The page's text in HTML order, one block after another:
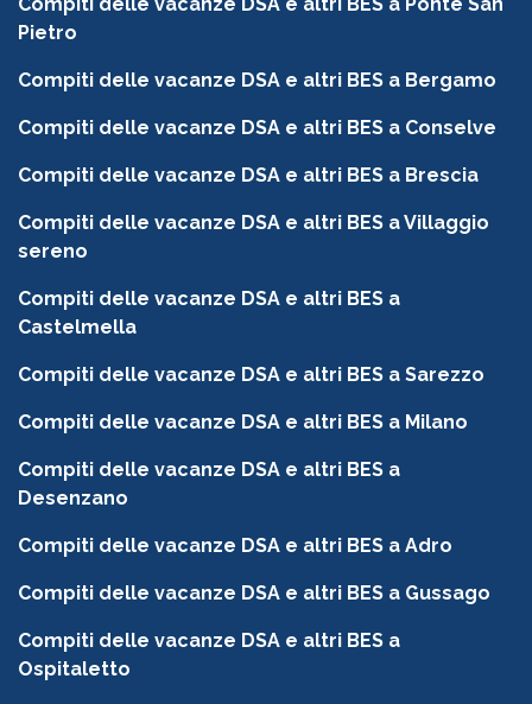
Pietro
Compiti delle vacanze DSA e altri BES a Bergamo
Compiti delle vacanze DSA e altri BES a Conselve
Compiti delle vacanze DSA e altri BES a Brescia
Compiti delle vacanze DSA e altri BES a Villaggio
sereno
Compiti delle vacanze DSA e altri BES a
Castelmella
Compiti delle vacanze DSA e altri BES a Sarezzo
Compiti delle vacanze DSA e altri BES a Milano
Compiti delle vacanze DSA e altri BES a
Desenzano
Compiti delle vacanze DSA e altri BES a Adro
Compiti delle vacanze DSA e altri BES a Gussago
Compiti delle vacanze DSA e altri BES a
Ospitaletto